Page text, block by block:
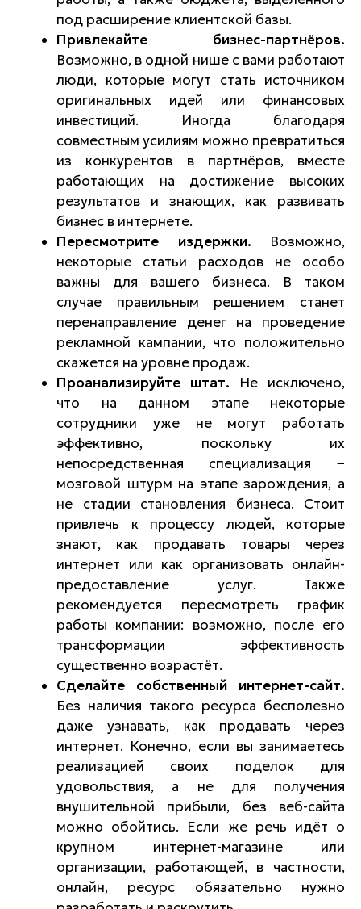
под расширение клиентской базы.
Привлекайте бизнес-партнёров.
Возможно, в одной нише с вами работают
люди, которые могут стать источником
оригинальных идей или финансовых
инвестиций. Иногда благодаря
совместным усилиям можно превратиться
из конкурентов в партнёров, вместе
работающих на достижение высоких
результатов и знающих, как развивать
бизнес в интернете.
Пересмотрите издержки. Возможно,
некоторые статьи расходов не особо
важны для вашего бизнеса. В таком
случае правильным решением станет
перенаправление денег на проведение
рекламной кампании, что положительно
скажется на уровне продаж.
Проанализируйте штат. Не исключено,
что на данном этапе некоторые
сотрудники уже не могут работать
эффективно, поскольку их
непосредственная специализация −
мозговой штурм на этапе зарождения, а
не стадии становления бизнеса. Стоит
привлечь к процессу людей, которые
знают, как продавать товары через
интернет или как организовать онлайн-
предоставление услуг. Также
рекомендуется пересмотреть график
работы компании: возможно, после его
трансформации эффективность
существенно возрастёт.
Сделайте собственный интернет-сайт.
Без наличия такого ресурса бесполезно
даже узнавать, как продавать через
интернет. Конечно, если вы занимаетесь
реализацией своих поделок для
удовольствия, а не для получения
внушительной прибыли, без веб-сайта
можно обойтись. Если же речь идёт о
крупном интернет-магазине или
организации, работающей, в частности,
онлайн, ресурс обязательно нужно